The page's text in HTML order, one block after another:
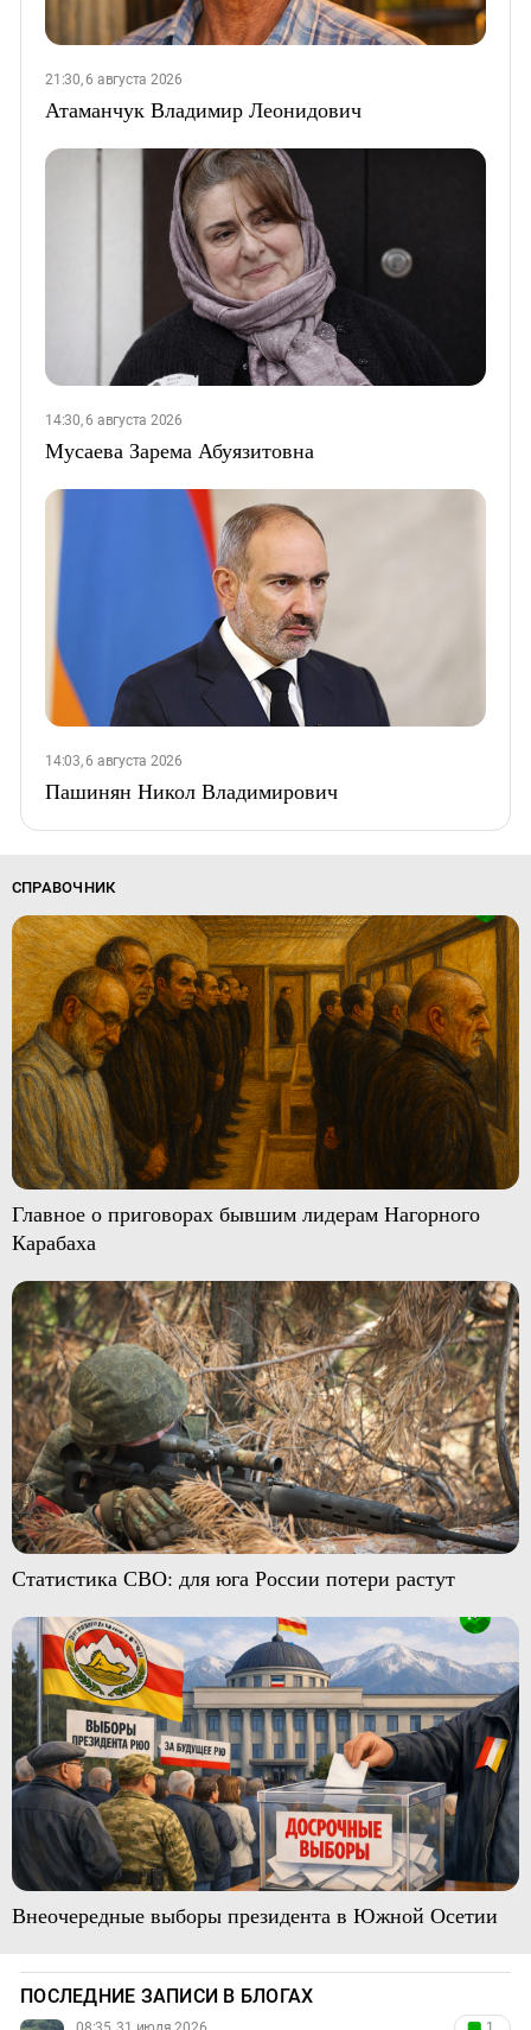
21:30, 6 августа 2026
Атаманчук Владимир Леонидович
14:30, 6 августа 2026
Мусаева Зарема Абуязитовна
14:03, 6 августа 2026
Пашинян Никол Владимирович
СПРАВОЧНИК
Главное о приговорах бывшим лидерам Нагорного
Карабаха
Статистика СВО: для юга России потери растут
Внеочередные выборы президента в Южной Осетии
ПОСЛЕДНИЕ ЗАПИСИ В БЛОГАХ